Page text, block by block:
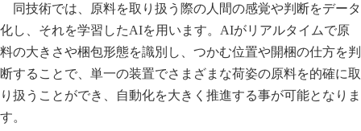
同技術では、原料を取り扱う際の人間の感覚や判断をデータ
化し、それを学習したAIを用います。AIがリアルタイムで原
料の大きさや梱包形態を識別し、つかむ位置や開梱の仕方を判
断することで、単一の装置でさまざまな荷姿の原料を的確に取
り扱うことができ、自動化を大きく推進する事が可能となりま
す。